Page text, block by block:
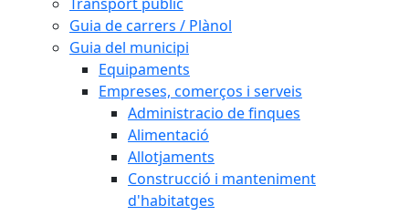
Guia de carrers / Plànol
Guia del municipi
Equipaments
Empreses, comerços i serveis
Administracio de finques
Alimentació
Allotjaments
Construcció i manteniment
d'habitatges